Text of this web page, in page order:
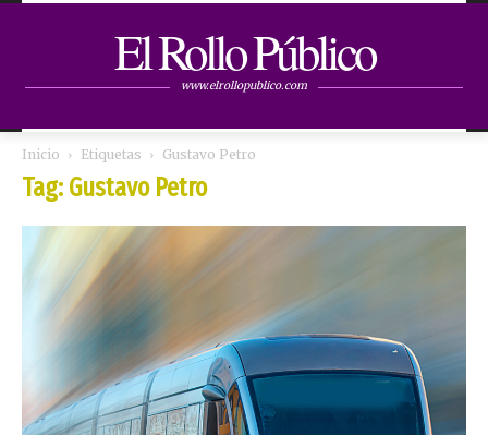
El Rollo Público
www.elrollopublico.com
Inicio Etiquetas Gustavo Petro
Tag: Gustavo Petro